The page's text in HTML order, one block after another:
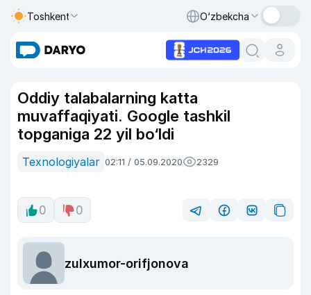
Toshkent O‘zbekcha
Oddiy talabalarning katta
muvaffaqiyati. Google tashkil
topganiga 22 yil bo‘ldi
Texnologiyalar 02:11 / 05.09.2020 2329
0 0
zulxumor-orifjonova